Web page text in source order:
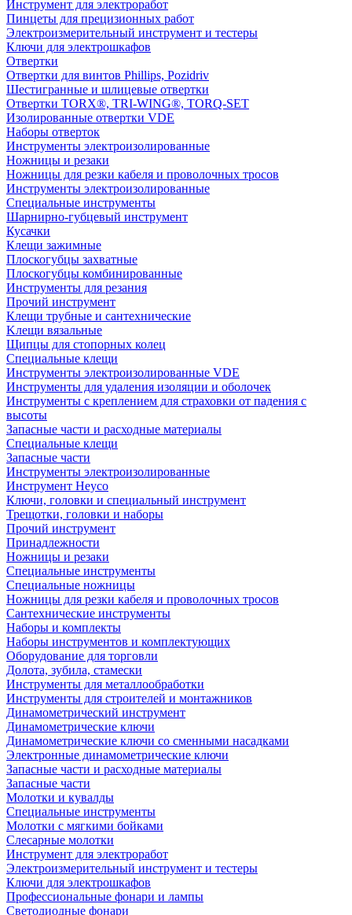
Инструмент для электроработ
Пинцеты для прецизионных работ
Электроизмерительный инструмент и тестеры
Ключи для электрошкафов
Отвертки
Отвертки для винтов Phillips, Pozidriv
Шестигранные и шлицевые отвертки
Отвертки TORX®, TRI-WING®, TORQ-SET
Изолированные отвертки VDE
Наборы отверток
Инструменты электроизолированные
Ножницы и резаки
Ножницы для резки кабеля и проволочных тросов
Инструменты электроизолированные
Специальные инструменты
Шарнирно-губцевый инструмент
Кусачки
Клещи зажимные
Плоскогубцы захватные
Плоскогубцы комбинированные
Инструменты для резания
Прочий инструмент
Клещи трубные и сантехнические
Kлещи вязальные
Щипцы для стопорных колец
Специальные клещи
Инструменты электроизолированные VDE
Инструменты для удаления изоляции и оболочек
Инструменты с креплением для страховки от падения с
высоты
Запасные части и расходные материалы
Специальные клещи
Запасные части
Инструменты электроизолированные
Инструмент Heyco
Ключи, головки и специальный инструмент
Трещотки, головки и наборы
Прочий инструмент
Принадлежности
Ножницы и резаки
Специальные инструменты
Специальные ножницы
Ножницы для резки кабеля и проволочных тросов
Сантехнические инструменты
Наборы и комплекты
Наборы инструментов и комплектующих
Оборудование для торговли
Долота, зубила, стамески
Инструменты для металлообработки
Инструменты для строителей и монтажников
Динамометрический инструмент
Динамометрические ключи
Динамометрические ключи со сменными насадками
Электронные динамометрические ключи
Запасные части и расходные материалы
Запасные части
Молотки и кувалды
Специальные инструменты
Молотки с мягкими бойками
Слесарные молотки
Инструмент для электроработ
Электроизмерительный инструмент и тестеры
Ключи для электрошкафов
Профессиональные фонари и лампы
Светодиодные фонари